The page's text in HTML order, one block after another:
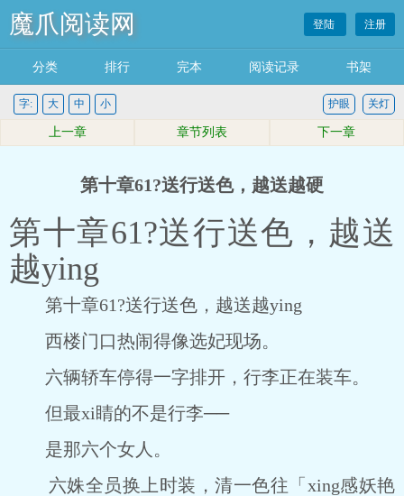
魔爪阅读网 登陆 注册
分类 排行 完本 阅读记录 书架
字: 大 中 小 关灯
护眼
上一章 章节列表 下一章
第十章61?送行送色，越送越硬
第十章61?送行送色，越送
越ying
第十章61?送行送色，越送越ying
西楼门口热闹得像选妃现场。
六辆轿车停得一字排开，行李正在装车。
但最xi睛的不是行李──
是那六个女人。
六姝全员换上时装，清一色往「xing感妖艳